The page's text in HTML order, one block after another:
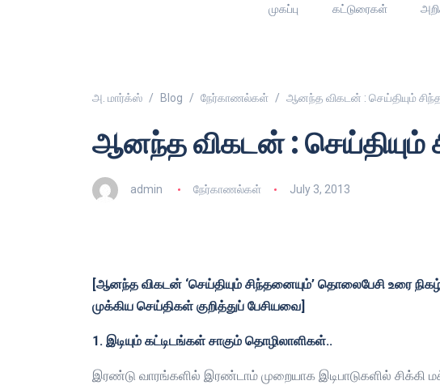
முகப்பு கட்டுரைகள்
அ. மார்க்ஸ் Blog நேர்காணல்கள் ஆனந்த விகடன் : செய்தியும்
ஆனந்த விகடன் : செய்தியும்
admin நேர்காணல்கள் July 3, 2013
[ஆனந்த விகடன் ‘செய்தியும் சிந்தனையும்’ தொலைபேசி உரை
முக்கிய செய்திகள் குறித்துப் பேசியவை]
1. இடியும் கட்டிடங்கள் சாகும் தொழிலாளிகள்..
இரண்டு வாரங்களில் இரண்டாம் முறையாக இடிபாடுகளில் சிக்கி